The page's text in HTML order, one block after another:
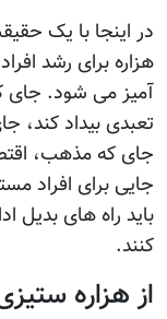
در اینجا با یک
هزاره برای رشد
آمیز می شود. جای
تعبدی بیداد کند،
جای که مذهب،
جایی برای افراد
باید راه های
کنند.
از هزاره